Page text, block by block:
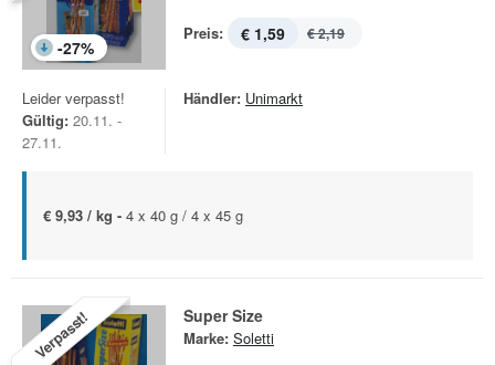
-27%
Preis: € 1,59 € 2,19
Leider verpasst!
Gültig: 20.11. -
27.11.
Händler: Unimarkt
€ 9,93 / kg - 4 x 40 g / 4 x 45 g
Verpasst! Super Size
Marke: Soletti